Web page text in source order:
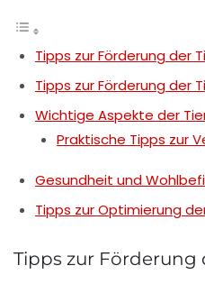
Tipps zur Förderung der
Tipps zur Förderung der
Wichtige Aspekte der
Praktische Tipps zur
Gesundheit und
Tipps zur Optimierung
Tipps zur